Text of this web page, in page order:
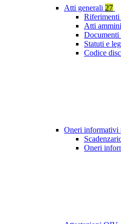
Atti generali 27
Riferimenti
Atti
Documenti
Statuti e
Codice
Oneri informativi
Oneri